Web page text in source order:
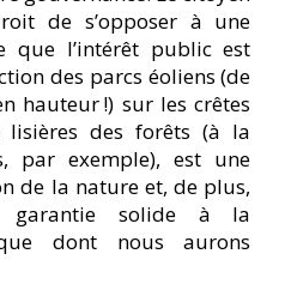
de s’opposer à une
que l’intérêt public est
des parcs éoliens (de
hauteur !) sur les crêtes
des forêts (à la
par exemple), est une
de la nature et, de plus,
garantie solide à la
dont nous aurons